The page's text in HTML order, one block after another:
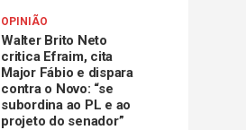
OPINIÃO
Walter Brito Neto
critica Efraim, cita
Major Fábio e dispara
contra o Novo: “se
subordina ao PL e ao
projeto do senador”